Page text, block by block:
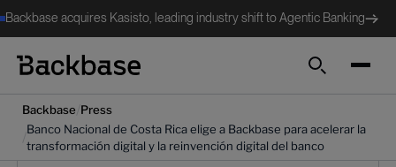
Backbase acquires Kasisto, leading industry shift to Agentic Banking
Search
Backbase Press
Banco Nacional de Costa Rica elige a Backbase para acelerar la
transformación digital y la reinvención digital del banco